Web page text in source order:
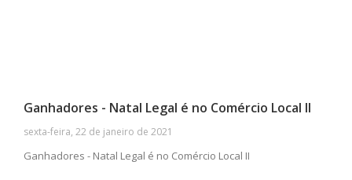
Ganhadores - Natal Legal é no Comércio Local II
sexta-feira, 22 de janeiro de 2021
Ganhadores - Natal Legal é no Comércio Local II